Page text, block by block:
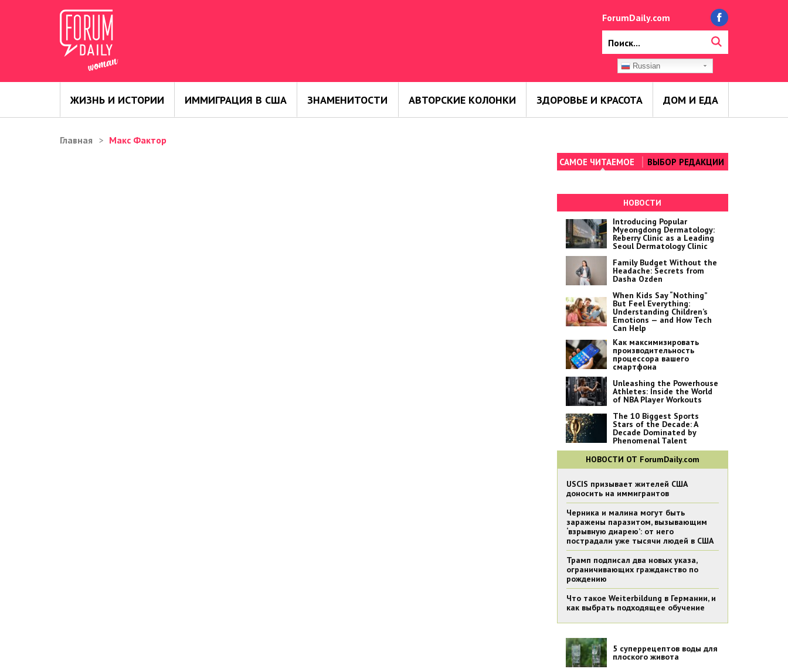
ForumDaily.com
Russian
ЖИЗНЬ И ИСТОРИИ ИММИГРАЦИЯ В США ЗНАМЕНИТОСТИ АВТОРСКИЕ КОЛОНКИ ЗДОРОВЬЕ И КРАСОТА ДОМ И ЕДА
Главная Макс Фактор
САМОЕ ЧИТАЕМОЕ ВЫБОР РЕДАКЦИИ
НОВОСТИ
Introducing Popular
Myeongdong Dermatology:
Reberry Clinic as a Leading
Seoul Dermatology Clinic
Family Budget Without the
Headache: Secrets from
Dasha Ozden
When Kids Say “Nothing”
But Feel Everything:
Understanding Children’s
Emotions — and How Tech
Can Help
Как максимизировать
производительность
процессора вашего
смартфона
Unleashing the Powerhouse
Athletes: Inside the World
of NBA Player Workouts
The 10 Biggest Sports
Stars of the Decade: A
Decade Dominated by
Phenomenal Talent
НОВОСТИ ОТ ForumDaily.com
USCIS призывает жителей США
доносить на иммигрантов
Черника и малина могут быть
заражены паразитом, вызывающим
‘взрывную диарею’: от него
пострадали уже тысячи людей в США
Трамп подписал два новых указа,
ограничивающих гражданство по
рождению
Что такое Weiterbildung в Германии, и
как выбрать подходящее обучение
5 суперрецептов воды для
плоского живота